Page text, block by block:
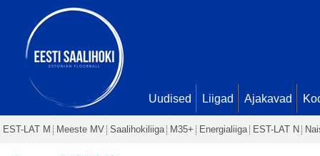
Uudised Liigad Ajakavad
EST-LAT M Meeste MV Saalihokiliiga M35+ Energialiiga EST-LAT N